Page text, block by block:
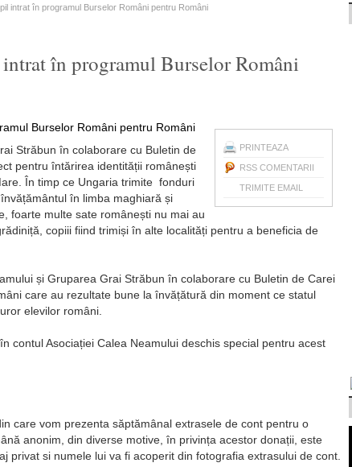
intrat în programul Burselor Români pentru Români
în programul Burselor Români
PRINTEAZA
RSS COMENTARII
TRIMITE EMAIL
Străbun în colaborare cu Buletin de
pentru întărirea identității românești
În timp ce Ungaria trimite fonduri
în limba maghiară și
foarte multe sate românești nu mai au
copiii fiind trimiși în alte localități pentru a beneficia de
și Gruparea Grai Străbun în colaborare cu Buletin de Carei
care au rezultate bune la învățătură din moment ce statul
elevilor români.
contul Asociației Calea Neamului deschis special pentru acest
care vom prezenta săptămânal extrasele de cont pentru o
anonim, din diverse motive, în privința acestor donații, este
privat si numele lui va fi acoperit din fotografia extrasului de cont.